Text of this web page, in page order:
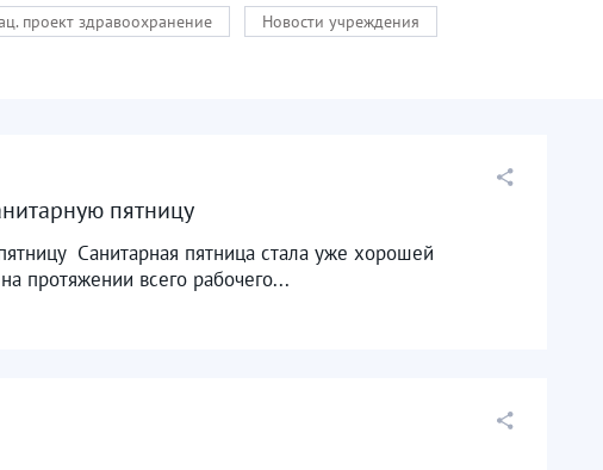
проект здравоохранение
Новости учреждения
пятницу
Санитарная пятница стала уже хорошей
протяжении всего рабочего...